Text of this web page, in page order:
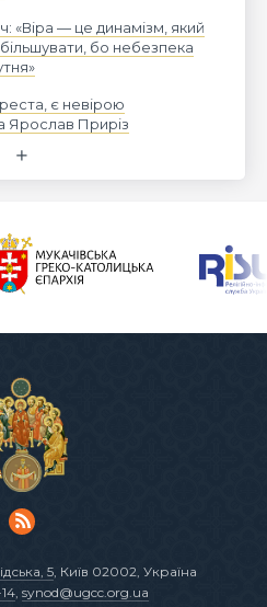
«Віра — це динамізм, який
бо небезпека
є невірою
Ярослав Приріз
5, Київ 02002, Україна
, synod@ugcc.org.ua